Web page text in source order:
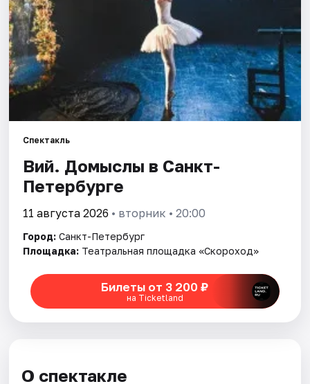
Города
Площадки
Артисты
Спектакль
Вий. Домыслы в Санкт-
Петербурге
11 августа 2026 • вторник • 20:00
Город: Санкт-Петербург
Площадка: Театральная площадка «Скороход»
Билеты от 3 200 ₽
на Ticketland
О спектакле